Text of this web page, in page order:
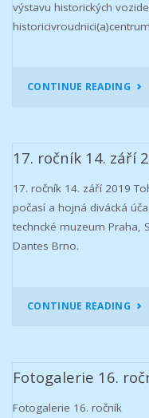
výstavu historických
CONTINUE READING
17. ročník 14. září
17. ročník 14. září 2019
počasí a hojná divácká
techncké muzeum Praha,
Dantes Brno.
CONTINUE READING"17.
Fotogalerie 16.
Fotogalerie 16. ročník